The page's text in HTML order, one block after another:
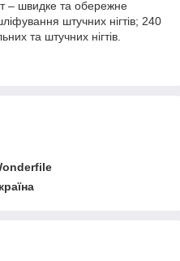
– швидке та обережне
штучних нігтів; 240
та штучних нігтів.